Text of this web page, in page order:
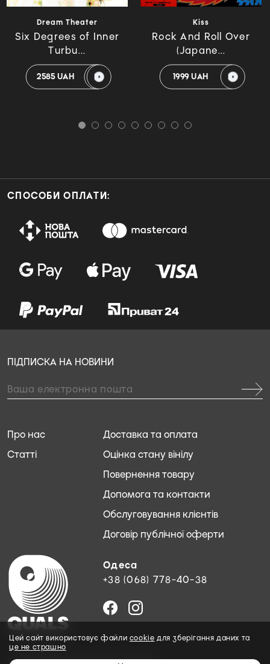
Dream Theater
Six Degrees of Inner
Turbu...
2585 UAH
Kiss
Rock And Roll Over
(Japane...
1999 UAH
СПОСОБИ ОПЛАТИ:
Одеса
+38 (068) 778-40-38
Доставка та оплата
Оцінка стану вінілу
Повернення товару
Допомога та контакти
Обслуговування клієнтів
Договір публічної оферти
Про нас
Статті
ПІДПИСКА НА НОВИНИ
© 2026 QUALS. Всі права захищені.
Цей сайт використовує файли cookie для зберігання даних та
це не страшно